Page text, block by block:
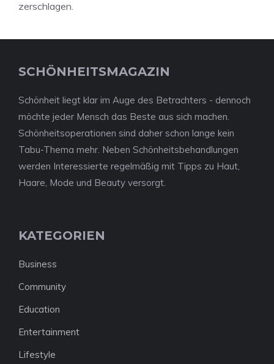
zerschlagen.
SCHÖNHEITSMAGAZIN
Schönheit liegt klar im Auge des Betrachters - dennoch
möchte jeder Mensch das Beste aus sich machen.
Schönheitsoperationen sind daher schon lange kein
Tabu-Thema mehr. Neben Schönheitsbehandlungen
werden Interessierte regelmäßig mit Tipps zu Haut,
Haare, Mode und Beauty versorgt.
KATEGORIEN
Business
Community
Education
Entertainment
Lifestyle